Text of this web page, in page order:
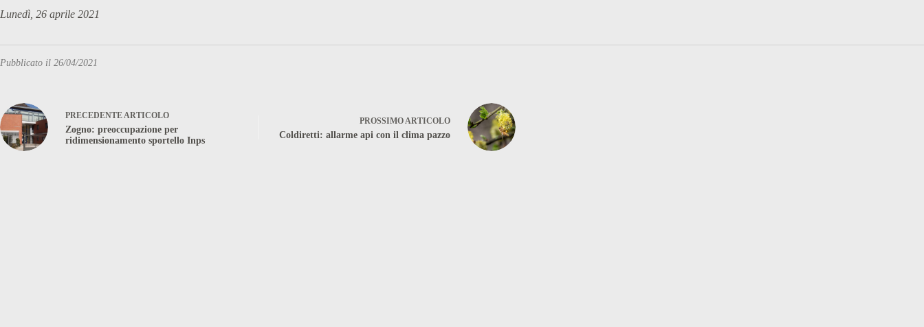
Lunedì, 26 aprile 2021
Pubblicato il 26/04/2021
PRECEDENTE ARTICOLO
Zogno: preoccupazione per
ridimensionamento sportello Inps
PROSSIMO ARTICOLO
Coldiretti: allarme api con il clima pazzo